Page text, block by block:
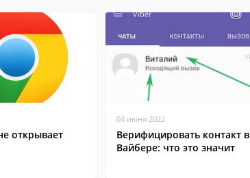
открывает
04 июня 2022
Верифицировать контакт в
Вайбере: что это значит